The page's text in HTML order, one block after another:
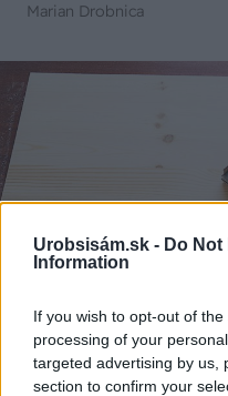
Urobsisám.sk - Do Not
Information
If you wish to opt-out of
processing of your
targeted advertising by us,
section to confirm your
Marian Drobnica